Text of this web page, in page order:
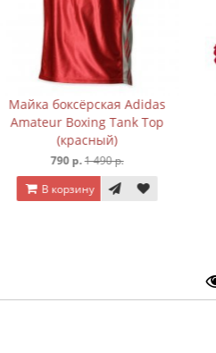
Майка боксёрская Adidas
Amateur Boxing Tank Top
(красный)
790 р.1 490 р.
В корзину